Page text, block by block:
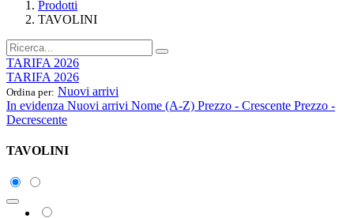
Prodotti
TAVOLINI
TARIFA 2026
TARIFA 2026
Ordina per: Nuovi arrivi
In evidenza Nuovi arrivi Nome (A-Z) Prezzo - Crescente Prezzo -
Decrescente
TAVOLINI